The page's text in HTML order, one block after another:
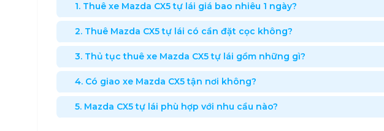
1. Thuê xe Mazda CX5 tự lái giá bao nhiêu 1 ngày?
2. Thuê Mazda CX5 tự lái có cần đặt cọc không?
3. Thủ tục thuê xe Mazda CX5 tự lái gồm những gì?
4. Có giao xe Mazda CX5 tận nơi không?
5. Mazda CX5 tự lái phù hợp với nhu cầu nào?